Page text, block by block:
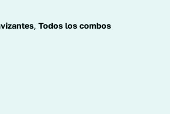
, Todos los combos